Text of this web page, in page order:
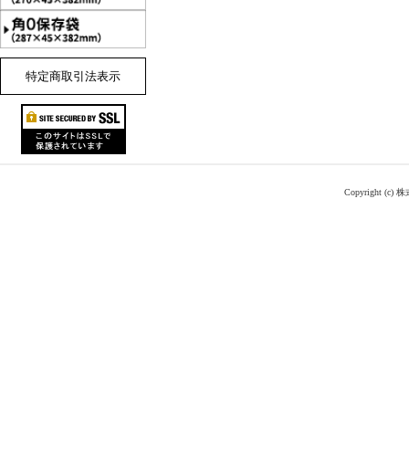
特定商取引法表示
Copyright (c)